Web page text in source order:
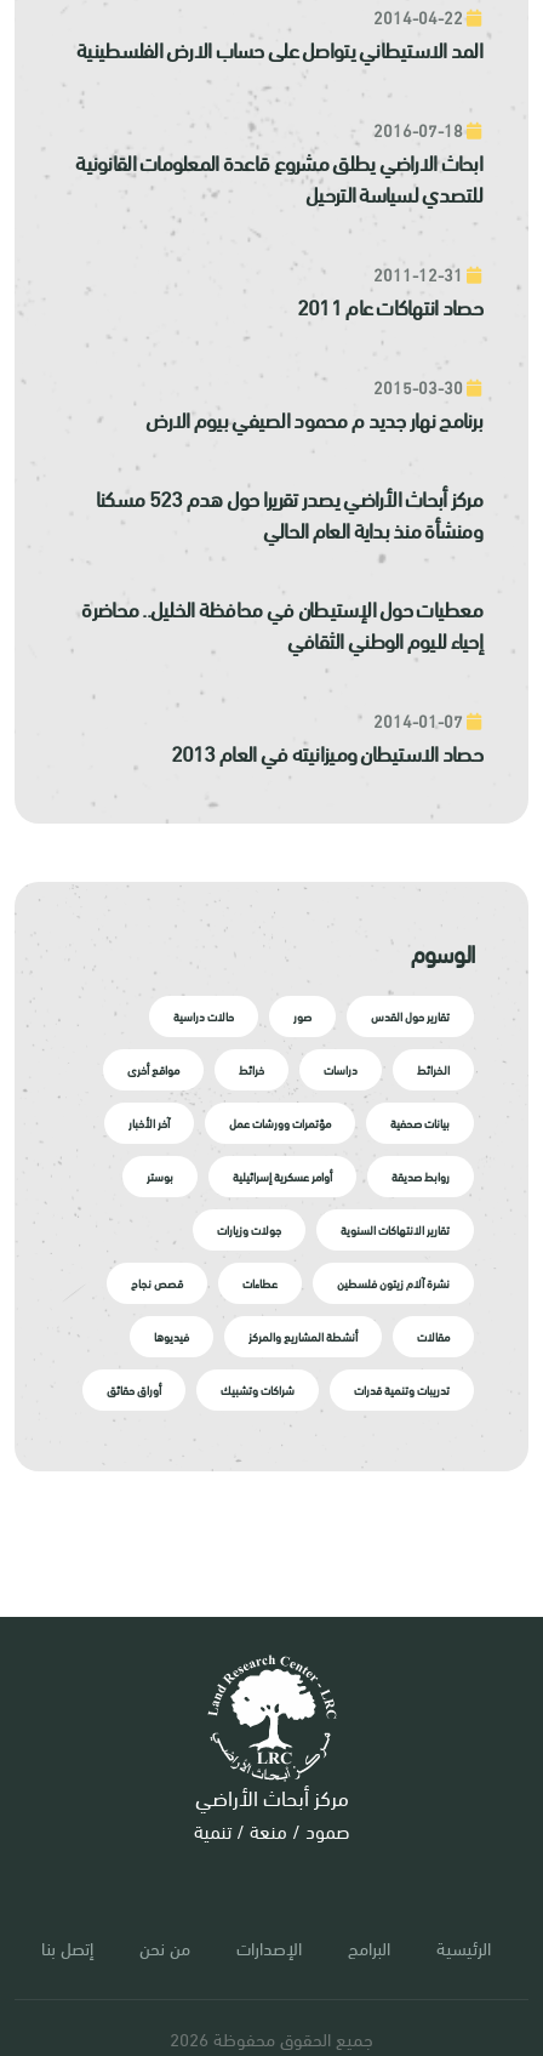
2014-04-22
المد الاستيطاني يتواصل على حساب الارض الفلسطينية
ابحاث الاراضي يطلق مشروع قاعدة المعلومات القانونية
للتصدي لسياسة الترحيل
حصاد انتهاكات عام 2011
برنامج نهار جديد م محمود الصيفي بيوم الارض
مركز أبحاث الأراضي يصدر تقريرا حول هدم 523 مسكنا
ومنشأة منذ بداية العام الحالي
معطيات حول الإستيطان في محافظة الخليل.. محاضرة
إحياء لليوم الوطني الثقافي
حصاد الاستيطان وميزانيته في العام 2013
الوسوم
تقارير حول القدس صور حالات دراسية
الخرائط دراسات خرائط مواقع أخرى
بيانات صحفية مؤتمرات وورشات عمل آخر الأخبار
روابط صديقة أوامر عسكرية إسرائيلية بوستر
تقارير الانتهاكات السنوية جولات وزيارات
نشرة آلام زيتون فلسطين عطاءات قصص نجاح
مقالات أنشطة المشاريع والمركز فيديوها
تدريبات وتنمية قدرات شراكات وتشبيك أوراق حقائق
مركز أبحاث الأراضي
صمود / منعة / تنمية
الرئيسية البرامج الإصدارات من نحن إتصل بنا
جميع الحقوق محفوظة 2026